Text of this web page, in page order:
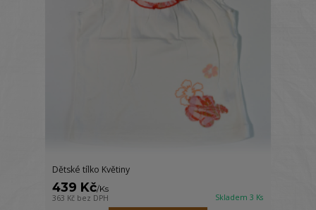
Dětské tílko Květiny
439 Kč/Ks
363 Kč bez DPH Skladem 3 Ks